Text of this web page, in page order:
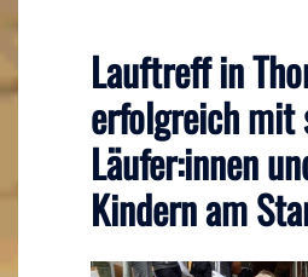
Lauftreff in
erfolgreich mit
Läufer:innen
Kindern am